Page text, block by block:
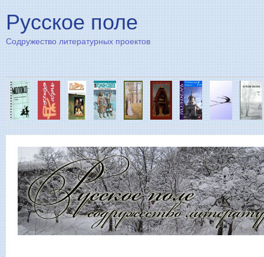
Русское поле
Содружество литературных проектов